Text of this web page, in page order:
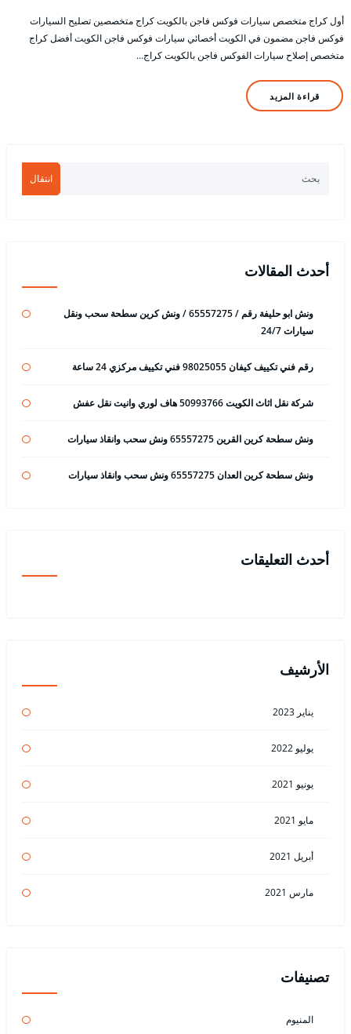
أول كراج متخصص سيارات فوكس فاجن بالكويت كراج متخصصين تصليح السيارات
فوكس فاجن مضمون في الكويت أخصائي سيارات فوكس فاجن الكويت أفضل كراج
متخصص إصلاح سيارات الفوكس فاجن بالكويت كراج…
قراءة المزيد
انتقال
أحدث المقالات
ونش ابو حليفة رقم / 65557275 / ونش كرين سطحة سحب ونقل
سيارات 24/7
رقم فني تكييف كيفان 98025055 فني تكييف مركزي 24 ساعة
شركة نقل اثاث الكويت 50993766 هاف لوري وانيت نقل عفش
ونش سطحة كرين القرين 65557275 ونش سحب وانقاذ سيارات
ونش سطحة كرين العدان 65557275 ونش سحب وانقاذ سيارات
أحدث التعليقات
الأرشيف
يناير 2023
يوليو 2022
يونيو 2021
مايو 2021
أبريل 2021
مارس 2021
تصنيفات
المنيوم